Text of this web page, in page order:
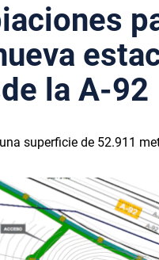
la A-92
superficie de 52.911